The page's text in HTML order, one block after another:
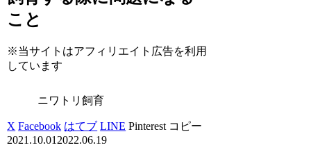
こと
※当サイトはアフィリエイト広告を利用
しています
ニワトリ飼育
X Facebook はてブ LINE Pinterest コピー
2021.10.01 2022.06.19